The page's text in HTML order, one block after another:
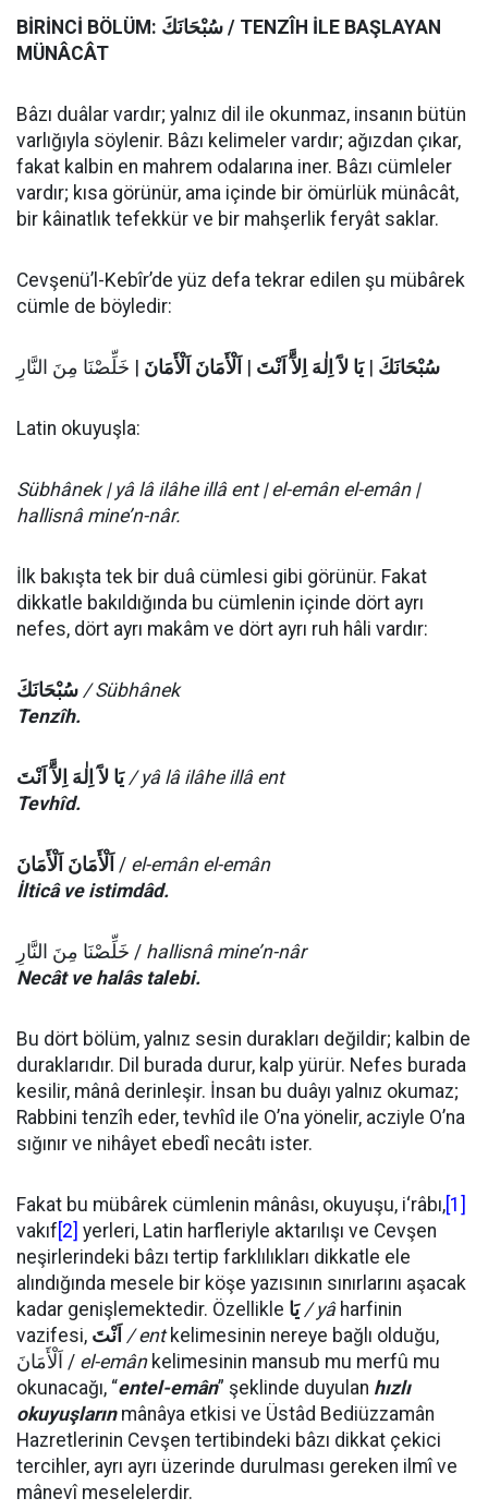
BİRİNCİ BÖLÜM: سُبْحَانَكَ / TENZÎH İLE BAŞLAYAN
MÜNÂCÂT
Bâzı duâlar vardır; yalnız dil ile okunmaz, insanın bütün
varlığıyla söylenir. Bâzı kelimeler vardır; ağızdan çıkar,
fakat kalbin en mahrem odalarına iner. Bâzı cümleler
vardır; kısa görünür, ama içinde bir ömürlük münâcât,
bir kâinatlık tefekkür ve bir mahşerlik feryât saklar.
Cevşenü’l-Kebîr’de yüz defa tekrar edilen şu mübârek
cümle de böyledir:
سُبْحَانَكَ |يَا لآَ اِلٰهَ اِلآَّ اَنْتَ اَلْأَمَانَ اَلْأَمَانَ | خَلِّصْنَا مِنَ النَّارِ
Latin okuyuşla:
Sübhânek | yâ lâ ilâhe illâ ent | el-emân el-emân |
hallisnâ mine’n-nâr.
İlk bakışta tek bir duâ cümlesi gibi görünür. Fakat
dikkatle bakıldığında bu cümlenin içinde dört ayrı
nefes, dört ayrı makâm ve dört ayrı ruh hâli vardır:
سُبْحَانَكَ / Sübhânek
Tenzîh.
يَا لآَ اِلٰهَ اِلآَّ اَنْتَ / yâ lâ ilâhe illâ ent
Tevhîd.
اَلْأَمَانَ اَلْأَمَانَ / el-emân el-emân
İlticâ ve istimdâd.
خَلِّصْنَا مِنَ النَّارِ / hallisnâ mine’n-nâr
Necât ve halâs talebi.
Bu dört bölüm, yalnız sesin durakları değildir; kalbin de
duraklarıdır. Dil burada durur, kalp yürür. Nefes burada
kesilir, mânâ derinleşir. İnsan bu duâyı yalnız okumaz;
Rabbini tenzîh eder, tevhîd ile O’na yönelir, acziyle O’na
sığınır ve nihâyet ebedî necâtı ister.
Fakat bu mübârek cümlenin mânâsı, okuyuşu, i‘râbı, [1]
vakıf [2] yerleri, Latin harfleriyle aktarılışı ve Cevşen
neşirlerindeki bâzı tertip farklılıkları dikkatle ele
alındığında mesele bir köşe yazısının sınırlarını aşacak
kadar genişlemektedir. Özellikle يَا / yâ harfinin
vazifesi, اَنْتَ / entkelimesinin nereye bağlı olduğu,
اَلْأَمَانَ / el-emânkelimesinin mansub mu merfû mu
okunacağı, “entel-emân” şeklinde duyulan hızlı
okuyuşlarınmânâya etkisi ve Üstâd Bediüzzamân
Hazretlerinin Cevşen tertibindeki bâzı dikkat çekici
tercihler, ayrı ayrı üzerinde durulması gereken ilmî ve
mânevî meselelerdir.